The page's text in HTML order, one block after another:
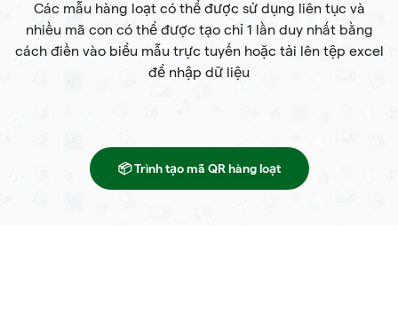
Các mẫu hàng loạt có thể được sử dụng liên tục và
nhiều mã con có thể được tạo chỉ 1 lần duy nhất bằng
cách điền vào biểu mẫu trực tuyến hoặc tải lên tệp excel
để nhập dữ liệu
📦 Trình tạo mã QR hàng loạt